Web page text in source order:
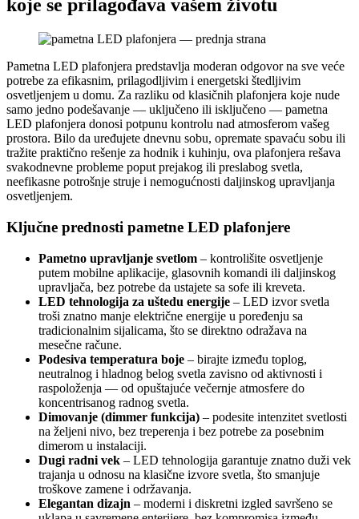
koje se prilagođava vašem životu
Pametna LED plafonjera predstavlja moderan odgovor na sve veće
potrebe za efikasnim, prilagodljivim i energetski štedljivim
osvetljenjem u domu. Za razliku od klasičnih plafonjera koje nude
samo jedno podešavanje — uključeno ili isključeno — pametna
LED plafonjera donosi potpunu kontrolu nad atmosferom vašeg
prostora. Bilo da uređujete dnevnu sobu, opremate spavaću sobu ili
tražite praktično rešenje za hodnik i kuhinju, ova plafonjera rešava
svakodnevne probleme poput prejakog ili preslabog svetla,
neefikasne potrošnje struje i nemogućnosti daljinskog upravljanja
osvetljenjem.
Ključne prednosti pametne LED plafonjere
Pametno upravljanje svetlom – kontrolišite osvetljenje
putem mobilne aplikacije, glasovnih komandi ili daljinskog
upravljača, bez potrebe da ustajete sa sofe ili kreveta.
LED tehnologija za uštedu energije – LED izvor svetla
troši znatno manje električne energije u poređenju sa
tradicionalnim sijalicama, što se direktno odražava na
mesečne račune.
Podesiva temperatura boje – birajte između toplog,
neutralnog i hladnog belog svetla zavisno od aktivnosti i
raspoloženja — od opuštajuće večernje atmosfere do
koncentrisanog radnog svetla.
Dimovanje (dimmer funkcija) – podesite intenzitet svetlosti
na željeni nivo, bez treperenja i bez potrebe za posebnim
dimerom u instalaciji.
Dugi radni vek – LED tehnologija garantuje znatno duži vek
trajanja u odnosu na klasične izvore svetla, što smanjuje
troškove zamene i održavanja.
Elegantan dizajn – moderni i diskretni izgled savršeno se